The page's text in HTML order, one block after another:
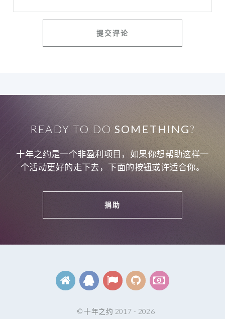
READY TO DOSOMETHING?
十年之约是一个非盈利项目，如果你想帮助这样一
个活动更好的走下去，下面的按钮或许适合你。
捐助
© 十年之约 2017 - 2026